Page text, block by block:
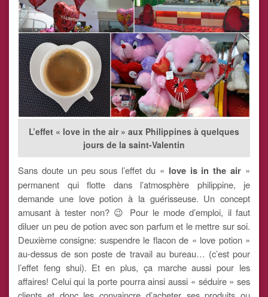
L’effet « love in the air » aux Philippines à quelques
jours de la saint-Valentin
Sans doute un peu sous l’effet du « love is in the air »
permanent qui flotte dans l’atmosphère philippine, je
demande une love potion à la guérisseuse. Un concept
amusant à tester non? 😉 Pour le mode d’emploi, il faut
diluer un peu de potion avec son parfum et le mettre sur soi.
Deuxième consigne: suspendre le flacon de « love potion »
au-dessus de son poste de travail au bureau… (c’est pour
l’effet feng shui). Et en plus, ça marche aussi pour les
affaires! Celui qui la porte pourra ainsi aussi « séduire » ses